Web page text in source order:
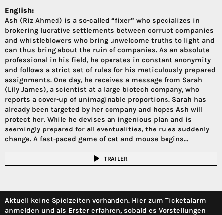
English:
Ash (Riz Ahmed) is a so-called “fixer” who specializes in
brokering lucrative settlements between corrupt companies
and whistleblowers who bring unwelcome truths to light and
can thus bring about the ruin of companies. As an absolute
professional in his field, he operates in constant anonymity
and follows a strict set of rules for his meticulously prepared
assignments. One day, he receives a message from Sarah
(Lily James), a scientist at a large biotech company, who
reports a cover-up of unimaginable proportions. Sarah has
already been targeted by her company and hopes Ash will
protect her. While he devises an ingenious plan and is
seemingly prepared for all eventualities, the rules suddenly
change. A fast-paced game of cat and mouse begins...
TRAILER
Aktuell keine Spielzeiten vorhanden. Hier zum Ticketalarm
anmelden und als Erster erfahren, sobald es Vorstellungen